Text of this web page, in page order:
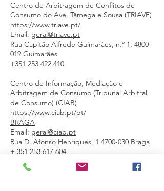
Centro de Arbitragem de Conflitos de
Consumo do Ave, Tâmega e Sousa (TRIAVE)
https://www.triave.pt/
Email: geral@triave.pt
Rua Capitão Alfredo Guimarães, n.º 1, 4800-
019 Guimarães
+351 253 422 410
Centro de Informação, Mediação e
Arbitragem de Consumo (Tribunal Arbitral
de Consumo) (CIAB)
https://www.ciab.pt/pt/
BRAGA
Email: geral@ciab.pt
Rua D. Afonso Henriques, 1 4700-030 Braga
+ 351 253 617 604
VIANA DO CASTELO
Email: ciab.viana@cm-viana-castelo.pt